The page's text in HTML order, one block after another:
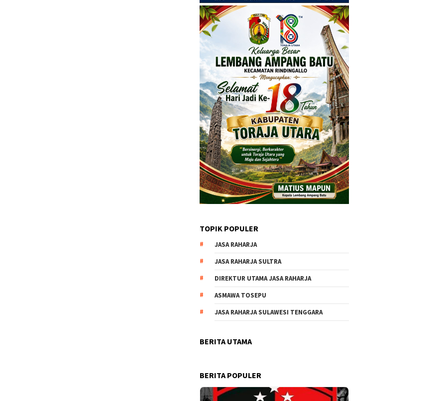
TOPIK POPULER
JASA RAHARJA
JASA RAHARJA SULTRA
DIREKTUR UTAMA JASA RAHARJA
ASMAWA TOSEPU
JASA RAHARJA SULAWESI TENGGARA
BERITA UTAMA
BERITA POPULER